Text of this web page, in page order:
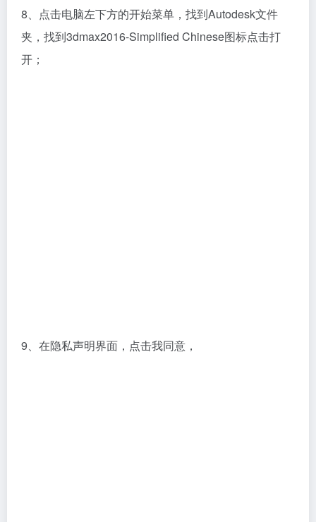
8、点击电脑左下方的开始菜单，找到Autodesk文件
夹，找到3dmax2016-Simplified Chinese图标点击打
开；
9、在隐私声明界面，点击我同意，